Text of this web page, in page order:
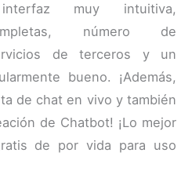
muy intuitiva,
número de
de terceros y un
bueno. ¡Además,
de chat en vivo y también
de Chatbot! ¡Lo mejor
de por vida para uso